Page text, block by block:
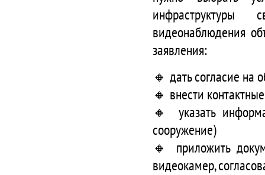
инфраструктуры
видеонаблюдения
заявления:
🔸 дать согласие на
🔸 внести
🔸 указать
сооружение)
🔸 приложить
видеокамер,